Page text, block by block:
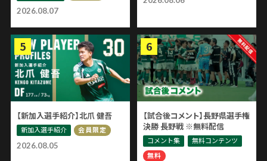
2026.08.07
2026.08.05
【新加入選手紹介】北爪 健吾
新加入選手紹介 会員限定
【試合後コメント】長野県選手権
決勝 長野戦 ※無料配信
コメント集
無料コンテンツ
無料